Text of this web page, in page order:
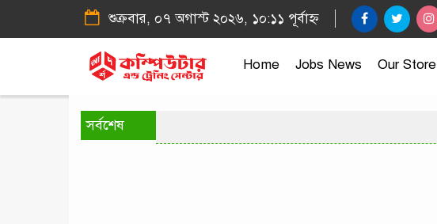
শুক্রবার, ০৭ অগাস্ট ২০২৬, ১০:১১ পূর্বাহ্ন
Home Jobs News Our Store
সর্বশেষ